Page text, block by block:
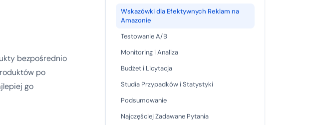
bezpośrednio
po
go
Wskazówki dla Efektywnych Reklam na
Amazonie
Testowanie A/B
Monitoring i Analiza
Budżet i Licytacja
Studia Przypadków i Statystyki
Podsumowanie
Najczęściej Zadawane Pytania